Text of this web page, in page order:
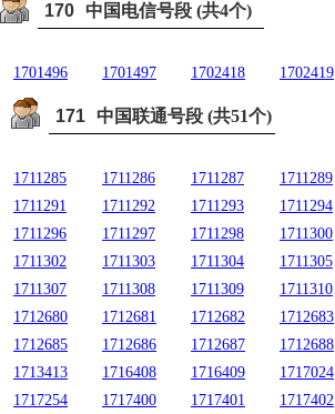
170 中国电信号段 (共4个)
1701496 1701497 1702418 1702419
171 中国联通号段 (共51个)
1711285 1711286 1711287 1711289
1711291
1711292 1711293 1711294
1711296
1711297 1711298 1711300
1711302
1711303 1711304 1711305
1711307
1711308 1711309 1711310
1712680
1712681 1712682 1712683
1712685
1712686 1712687 1712688
1713413
1716408 1716409 1717024
1717254
1717400 1717401 1717402